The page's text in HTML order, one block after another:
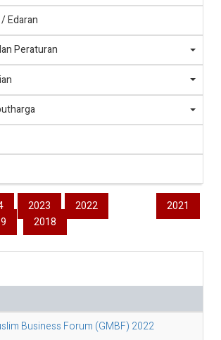
Edaran
Peraturan
2023 2022
2021
2018
Business Forum (GMBF) 2022